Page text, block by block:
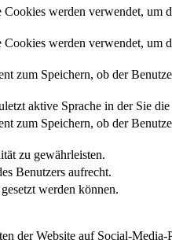
werden verwendet,
werden verwendet,
zum Speichern, ob der
aktive Sprache in der Sie die
zum Speichern, ob der
zu gewährleisten.
Benutzers aufrecht.
werden können.
der Website auf Social-